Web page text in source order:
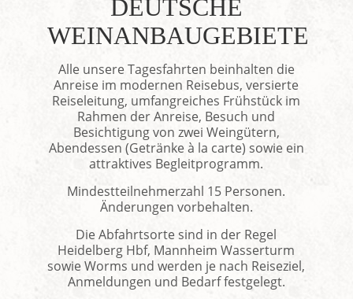
DEUTSCHE
WEINANBAUGEBIETE
Alle unsere Tagesfahrten beinhalten die
Anreise im modernen Reisebus, versierte
Reiseleitung, umfangreiches Frühstück im
Rahmen der Anreise, Besuch und
Besichtigung von zwei Weingütern,
Abendessen (Getränke à la carte) sowie ein
attraktives Begleitprogramm.
Mindestteilnehmerzahl 15 Personen.
Änderungen vorbehalten.
Die Abfahrtsorte sind in der Regel
Heidelberg Hbf, Mannheim Wasserturm
sowie Worms und werden je nach Reiseziel,
Anmeldungen und Bedarf festgelegt.